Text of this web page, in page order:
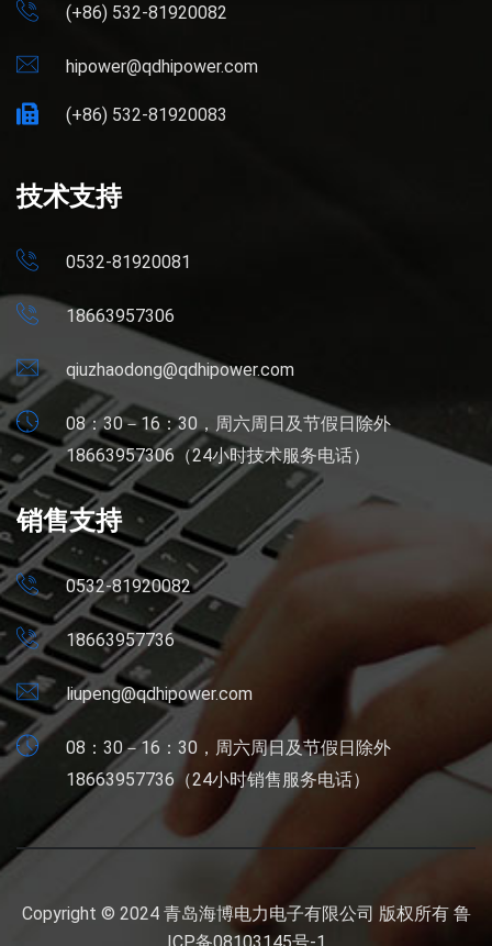
(+86) 532-81920082
hipower@qdhipower.com
(+86) 532-81920083
技术支持
0532-81920081
18663957306
qiuzhaodong@qdhipower.com
08：30－16：30，周六周日及节假日除外
18663957306（24小时技术服务电话）
销售支持
0532-81920082
18663957736
liupeng@qdhipower.com
08：30－16：30，周六周日及节假日除外
18663957736（24小时销售服务电话）
Copyright © 2024 青岛海博电力电子有限公司 版权所有 鲁